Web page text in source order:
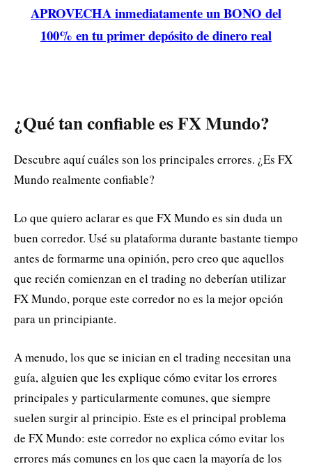
APROVECHA inmediatamente un BONO del
100% en tu primer depósito de dinero real
¿Qué tan confiable es FX Mundo?
Descubre aquí cuáles son los principales errores. ¿Es FX
Mundo realmente confiable?
Lo que quiero aclarar es que FX Mundo es sin duda un
buen corredor. Usé su plataforma durante bastante tiempo
antes de formarme una opinión, pero creo que aquellos
que recién comienzan en el trading no deberían utilizar
FX Mundo, porque este corredor no es la mejor opción
para un principiante.
A menudo, los que se inician en el trading necesitan una
guía, alguien que les explique cómo evitar los errores
principales y particularmente comunes, que siempre
suelen surgir al principio. Este es el principal problema
de FX Mundo: este corredor no explica cómo evitar los
errores más comunes en los que caen la mayoría de los